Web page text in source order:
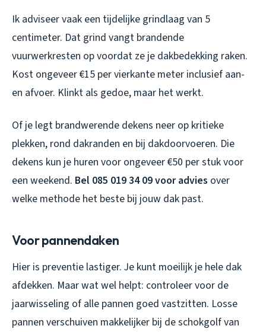
Ik adviseer vaak een tijdelijke grindlaag van 5
centimeter. Dat grind vangt brandende
vuurwerkresten op voordat ze je dakbedekking raken.
Kost ongeveer €15 per vierkante meter inclusief aan-
en afvoer. Klinkt als gedoe, maar het werkt.
Of je legt brandwerende dekens neer op kritieke
plekken, rond dakranden en bij dakdoorvoeren. Die
dekens kun je huren voor ongeveer €50 per stuk voor
een weekend. Bel 085 019 34 09 voor advies over
welke methode het beste bij jouw dak past.
Voor pannendaken
Hier is preventie lastiger. Je kunt moeilijk je hele dak
afdekken. Maar wat wel helpt: controleer voor de
jaarwisseling of alle pannen goed vastzitten. Losse
pannen verschuiven makkelijker bij de schokgolf van